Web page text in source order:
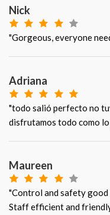
Nick
"Gorgeous, everyone
Adriana
"todo salió perfecto no
disfrutamos todo como
Maureen
"Control and safety
Staff efficient and